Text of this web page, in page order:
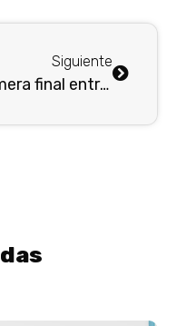
Siguiente
Primera final entre Atlético Junior Vs Atlético Nacional : Juntos por la 19